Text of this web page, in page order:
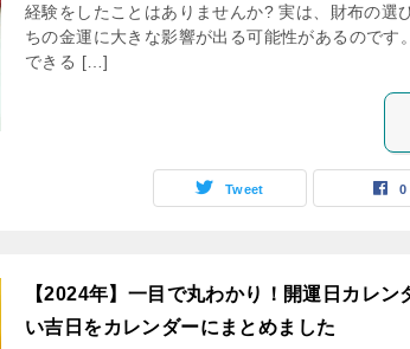
経験をしたことはありませんか? 実は、財布の選
ちの金運に大きな影響が出る可能性があるのです
できる […]
Tweet 0
【2024年】一目で丸わかり！開運日カレン
い吉日をカレンダーにまとめました